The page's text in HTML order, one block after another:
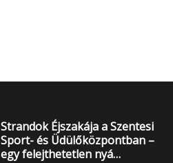
Strandok Éjszakája a Szentesi
Sport- és Üdülőközpontban –
egy felejthetetlen nyá…